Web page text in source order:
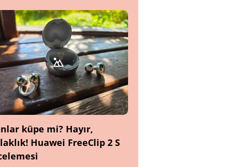
küpe mi? Hayır,
Huawei FreeClip 2 S